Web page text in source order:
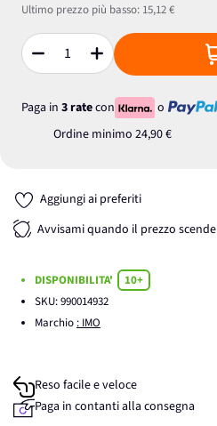
Ultimo prezzo più basso: 15,12 €
Quantità
Paga in 3 ratecon
o
Ordine minimo 24,90 €
Aggiungi ai preferiti
Avvisami quando il prezzo scende
DISPONIBILITA'
10+
SKU:990014932
Marchio : IMO
Reso facile e veloce
Paga in contanti alla consegna